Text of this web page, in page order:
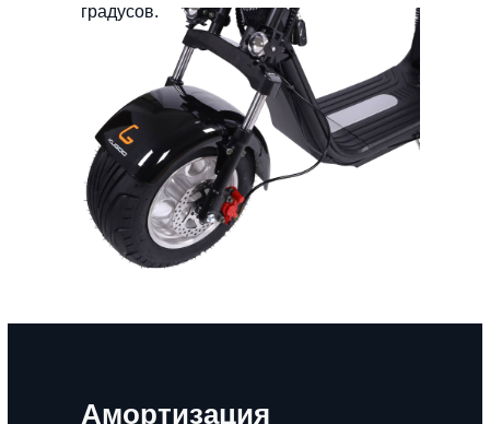
градусов.
Амортизация